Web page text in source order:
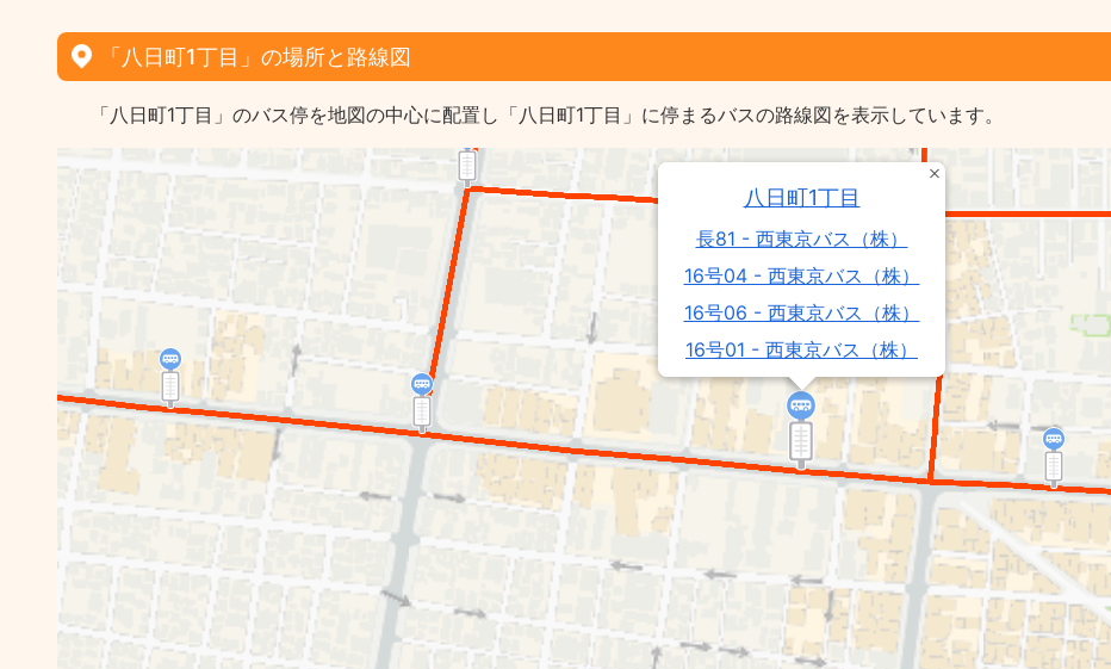
「八日町1丁目」の場所と路線図
「八日町1丁目」のバス停を地図の中心に配置し「八日町1丁目」に停まるバスの路線図を表示しています。
八日町1丁目
長81 - 西東京バス（株）
16号04 - 西東京バス（株）
16号06 - 西東京バス（株）
16号01 - 西東京バス（株）
工02 - 西東京バス（株）
陣01 - 西東京バス（株）
陣03 - 西東京バス（株）
秋62 - 西東京バス（株）
秋02 - 西東京バス（株）
工01 - 西東京バス（株）
元八03 - 西東京バス（株）
16号11 - 西東京バス（株）